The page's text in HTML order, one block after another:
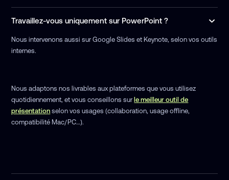
Travaillez-vous uniquement sur PowerPoint ?
Nous intervenons aussi sur Google Slides et Keynote, selon vos outils
internes.
Nous adaptons nos livrables aux plateformes que vous utilisez
quotidiennement, et vous conseillons sur le meilleur outil de
présentation selon vos usages (collaboration, usage offline,
compatibilité Mac/PC…).